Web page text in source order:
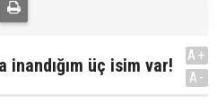
inandığım üç isim var!
A+
A-